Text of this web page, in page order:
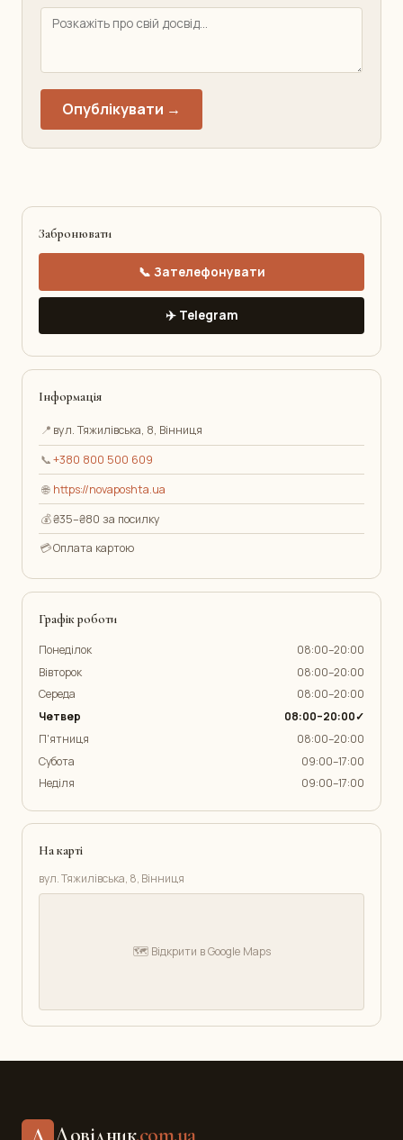
Опублікувати →
Забронювати
📞 Зателефонувати
✈️ Telegram
Інформація
📍 вул. Тяжилівська, 8, Вінниця
📞+380 800 500 609
🌐 https://novaposhta.ua
💰₴35–₴80 за посилку
💳Оплата картою
Графік роботи
Понеділок
08:00–20:00
Вівторок
08:00–20:00
Середа
08:00–20:00
Четвер
08:00–20:00✓
П'ятниця
08:00–20:00
Субота
09:00–17:00
Неділя
09:00–17:00
На карті
вул. Тяжилівська, 8, Вінниця
🗺️ Відкрити в Google Maps